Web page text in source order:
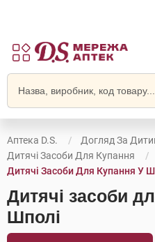
Аптека D.S.
Догляд За
Дитячі Засоби Для Купання
Дитячі Засоби Для Купання У
Дитячі засоби
Шполі